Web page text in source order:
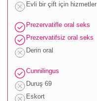
Evli bir çift için hizmetler
Prezervatifle oral seks
Prezervatifsiz oral seks
Derin oral
Cunnilingus
Duruş 69
Eskort